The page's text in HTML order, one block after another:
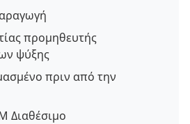
προμηθευτής
ψύξης
πριν από την
Διαθέσιμο